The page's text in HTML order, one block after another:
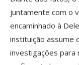
juntamente com o
encaminhado à
instituição assume
investigações para